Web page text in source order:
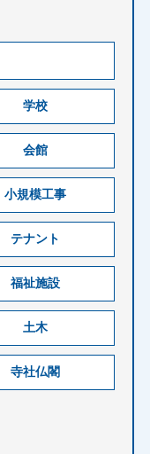
学校
会館
小規模工事
テナント
福祉施設
土木
寺社仏閣